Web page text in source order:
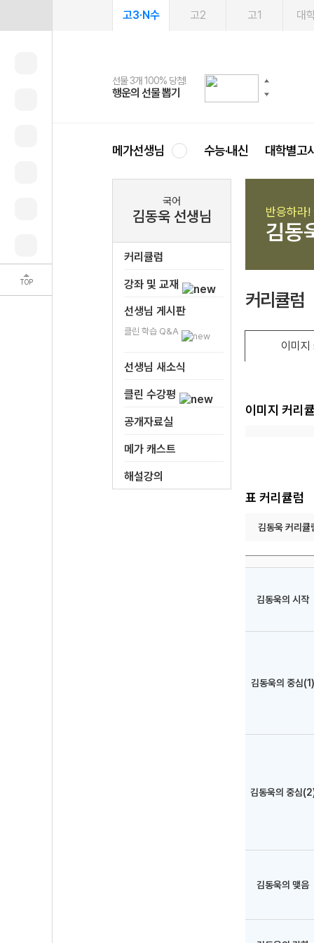
TOP
고3·N수 고2 고1 대
선물 3개 100% 당첨!
행운의 선물 뽑기
선물 100% 증정!
메가스터디 X 올리브
여름방학 스터디 캐시백
메가런 썸머스쿨
2027 러셀 단과
강사 공개선발
스마트러닝앱
설문 EVENT
메가패스
3일 무료 체험권
메가패스 수강생 무료혜택!
메가클럽 멤버십
사회공헌 캠페인
희망이룸 메가나눔
메가선생님 수능·내신 대학별고
국어
김동욱 선생님
커리큘럼
강좌 및 교재
선생님 게시판
클린 학습 Q&A
선생님 새소식
클린 수강평
공개자료실
메가 캐스트
해설강의
반응하라
김동
커리큘럼
이미지
이미지 커리
표 커리큘럼
김동욱 커리큘
김동욱의 시작
김동욱의 중심(1)
김동욱의 중심
김동욱의 맺음